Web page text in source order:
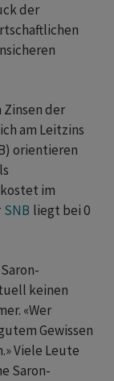
der
der
am Leitzins
orientieren
im
SNB liegt bei 0
keinen
«Wer
Gewissen
Viele Leute
Saron-